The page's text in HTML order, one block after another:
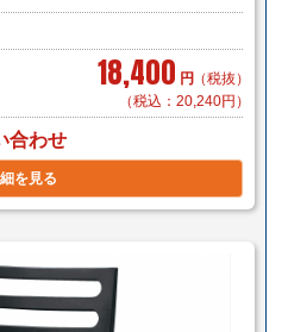
18,400 円 （税抜）
（税込：20,240円）
合わせ
を見る